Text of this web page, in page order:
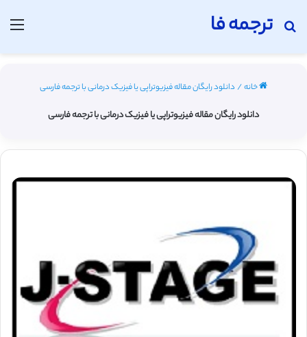
ترجمه فا
جستجو برای
خانه/ دانلود رایگان مقاله فیزیوتراپی یا فیزیک درمانی با ترجمه فارسی
دانلود رایگان مقاله فیزیوتراپی یا فیزیک درمانی با ترجمه فارسی